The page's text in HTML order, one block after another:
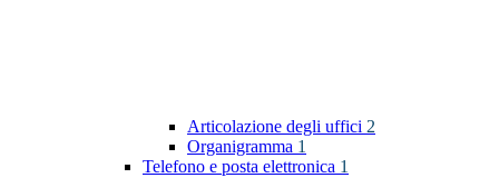
Articolazione degli uffici 2
Organigramma 1
Telefono e posta elettronica 1